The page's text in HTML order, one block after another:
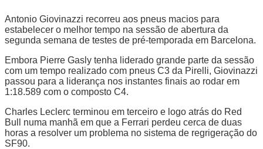
Antonio Giovinazzi recorreu aos pneus macios para
estabelecer o melhor tempo na sessão de abertura da
segunda semana de testes de pré-temporada em Barcelona.
Embora Pierre Gasly tenha liderado grande parte da sessão
com um tempo realizado com pneus C3 da Pirelli, Giovinazzi
passou para a liderança nos instantes finais ao rodar em
1:18.589 com o composto C4.
Charles Leclerc terminou em terceiro e logo atrás do Red
Bull numa manhã em que a Ferrari perdeu cerca de duas
horas a resolver um problema no sistema de regrigeração do
SF90.